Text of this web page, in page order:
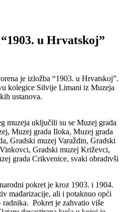
u Hrvatskoj”
je izložba “1903. u Hrvatskoj”.
kolegice Silvije Limani iz Muzeja
ustanova.
muzeja uključili su se Muzej grada
Muzej grada Iloka, Muzej grada
Gradski muzej Varaždin, Gradski
Gradski muzej Križevci,
grada Crikvenice, svaki obradivši
pokret je kroz 1903. i 1904.
mađarizacije, ali i potaknuo opći
radnika. Pokret je zahvatio više